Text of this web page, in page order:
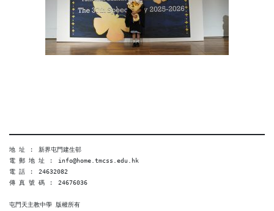
地 址 ︰ 新界屯門建生邨
電 郵 地 址 ︰ info@home.tmcss.edu.hk
電 話 ︰ 24632082
傳 真 號 碼 ︰ 24676036
屯門天主教中學 版權所有